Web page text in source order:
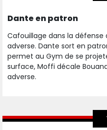
Dante en patron
Cafouillage dans la
adverse. Dante sort en
permet au Gym de se
surface, Moffi décale
adverse.